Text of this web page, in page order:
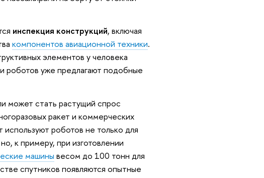
инспекция конструкций, включая
компонентов авиационной техники.
элементов у человека
роботов уже предлагают подобные
может стать растущий спрос
ракет и коммерческих
роботов не только для
к примеру, при изготовлении
машины весом до 100 тонн для
спутников появляются опытные